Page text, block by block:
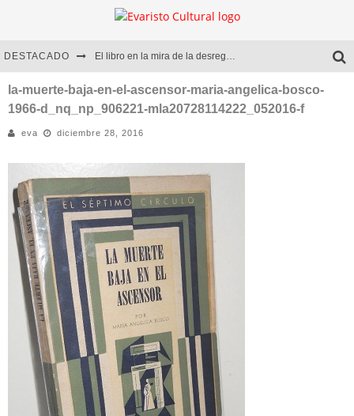
DESTACADO El libro en la mira de la desregulación
Marcelo Rubio | El llovedor
la-muerte-baja-en-el-ascensor-maria-angelica-bosco-
1966-d_nq_np_906221-mla20728114222_052016-f
eva diciembre 28, 2016